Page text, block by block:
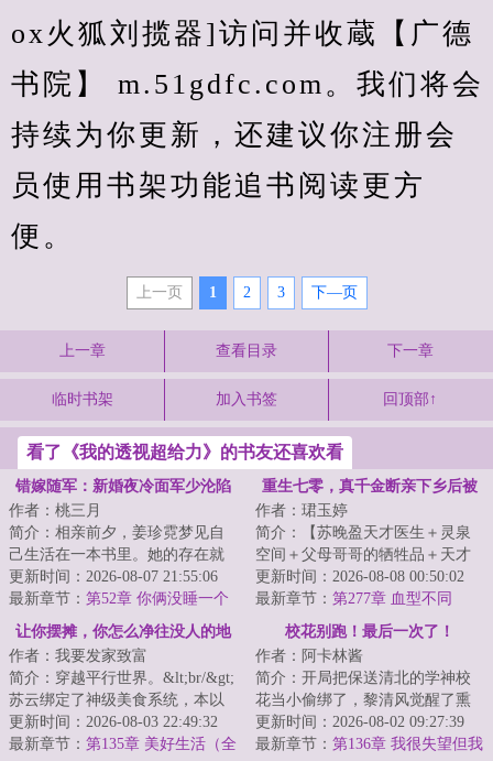
ox火狐刘揽器]访问并收蔵【广德
书院】 m.51gdfc.com。我们将会
持续为你更新，还建议你注册会
员使用书架功能追书阅读更方
便。
上一页 1 2 3 下—页
上一章 查看目录 下一章
临时书架 加入书签 回顶部↑
看了《我的透视超给力》的书友还喜欢看
错嫁随军：新婚夜冷面军少沦陷
作者：桃三月
简介：相亲前夕，姜珍霓梦见自
己生活在一本书里。她的存在就
是为了衬托女主幸福美满的对照
组。女主明明是...
更新时间：2026-08-07 21:55:06
最新章节： 第52章 你俩没睡一个
屋？
重生七零，真千金断亲下乡后被
大佬宠
作者：珺玉婷
简介：【苏晚盈天才医生＋灵泉
空间＋父母哥哥的牺牲品＋天才
军工设计师】&lt;br/&gt;苏晚盈是
苏家最小的...
更新时间：2026-08-08 00:50:02
最新章节： 第277章 血型不同
让你摆摊，你怎么净往没人的地
方跑？
作者：我要发家致富
简介：穿越平行世界。&lt;br/&gt;
苏云绑定了神级美食系统，本以
为能靠摆摊走上人生巅峰。
&lt;br/&gt;结果...
更新时间：2026-08-03 22:49:32
最新章节： 第135章 美好生活（全
校花别跑！最后一次了！
作者：阿卡林酱
简介：开局把保送清北的学神校
花当小偷绑了，黎清风觉醒了熏
陶系统！&lt;br/&gt;摸校花脚加智
力，靠近校...
更新时间：2026-08-02 09:27:39
最新章节： 第136章 我很失望但我